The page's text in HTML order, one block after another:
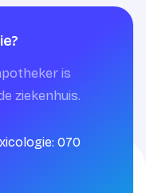
is
ziekenhuis.
070